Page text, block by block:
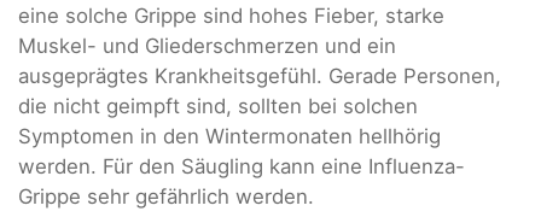
eine solche Grippe sind hohes Fieber, starke
Muskel- und Gliederschmerzen und ein
ausgeprägtes Krankheitsgefühl. Gerade Personen,
die nicht geimpft sind, sollten bei solchen
Symptomen in den Wintermonaten hellhörig
werden. Für den Säugling kann eine Influenza-
Grippe sehr gefährlich werden.